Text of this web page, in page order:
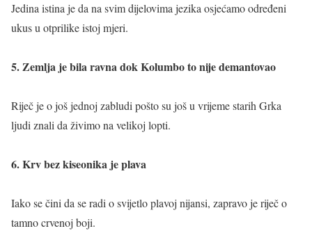
Jedina istina je da na svim dijelovima jezika osjećamo određeni
ukus u otprilike istoj mjeri.
5. Zemlja je bila ravna dok Kolumbo to nije demantovao
Riječ je o još jednoj zabludi pošto su još u vrijeme starih Grka
ljudi znali da živimo na velikoj lopti.
6. Krv bez kiseonika je plava
Iako se čini da se radi o svijetlo plavoj nijansi, zapravo je riječ o
tamno crvenoj boji.